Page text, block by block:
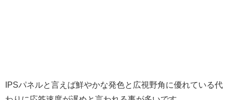
IPSパネルと言えば鮮やかな発色と広視野角に優れている代